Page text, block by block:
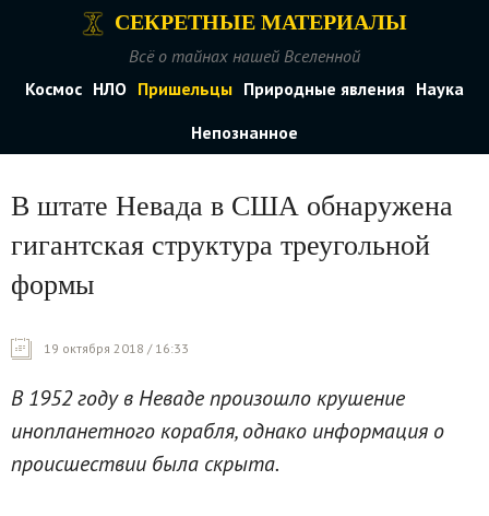
СЕКРЕТНЫЕ МАТЕРИАЛЫ
Всё о тайнах нашей Вселенной
Космос НЛО Пришельцы Природные явления Наука
Непознанное
В штате Невада в США обнаружена
гигантская структура треугольной
формы
19 октября 2018 / 16:33
В 1952 году в Неваде произошло крушение
инопланетного корабля, однако информация о
происшествии была скрыта.